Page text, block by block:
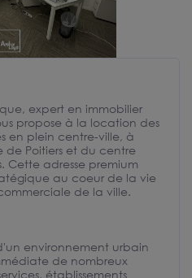
expert en immobilier
propose à la location des
en plein centre-ville, à
de Poitiers et du centre
Cette adresse premium
au coeur de la vie
de la ville.
environnement urbain
de nombreux
établissements